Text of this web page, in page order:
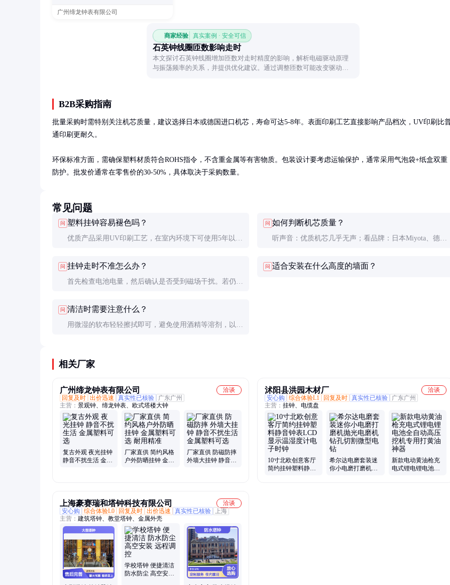
广州缔龙钟表有限公司
商家经验 真实案例 · 安全可信
石英钟线圈匝数影响走时
本文探讨石英钟线圈增加匝数对走时精度的影响，解析电磁驱动原理
与振荡频率的关系，并提供优化建议。通过调整匝数可能改变驱动力
B2B采购指南
批量采购时需特别关注机芯质量，建议选择日本或德国进口机芯，寿命可达5-8年。表面印刷工艺直接影响产品档次，UV印刷比
通印刷更耐久。
环保标准方面，需确保塑料材质符合ROHS指令，不含重金属等有害物质。包装设计要考虑运输保护，通常采用气泡袋+纸盒双重
防护。批发价通常在零售价的30-50%，具体取决于采购数量。
常见问题
问 塑料挂钟容易褪色吗？
优质产品采用UV印刷工艺，在室内环境下可使用5年以上
问 如何判断机芯质量？
听声音：优质机芯几乎无声；看品牌：日本Miyota、德国
问 挂钟走时不准怎么办？
首先检查电池电量，然后确认是否受到磁场干扰。若仍不
问 适合安装在什么高度的墙面？
问 清洁时需要注意什么？
用微湿的软布轻轻擦拭即可，避免使用酒精等溶剂，以防
相关厂家
广州缔龙钟表有限公司
洽谈
回复及时 出价迅速 真实性已核验
广东广州
主营： 景观钟、缔龙钟表、欧式塔楼大钟
复古外观 夜光挂钟
静音不扰生活 金属
厂家直供 简约风格
户外防晒挂钟 金属
厂家直供 防磁防摔
外墙大挂钟 静音不
沭阳县洪园木材厂
洽谈
安心购
综合体验L1 回复及时 真实性已核验
广东广州
主营： 挂钟、电缆盘
10寸北欧创意客厅
简约挂钟塑料静音
希尔达电磨套装迷
你小电磨打磨机抛
新款电动黄油枪充
电式锂电锂电池全
上海豪赛瑞和塔钟科技有限公司
洽谈
安心购
综合体验L0 回复及时 出价迅速 真实性已核验
上海
主营： 建筑塔钟、教堂塔钟、金属外壳
学校塔钟 便捷清洁
防水防尘 高空安装